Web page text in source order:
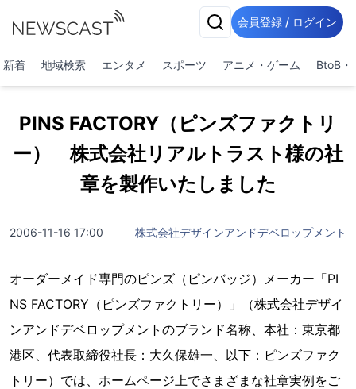
会員登録 / ログイン
新着 地域検索 エンタメ スポーツ アニメ・ゲーム BtoB・
PINS FACTORY（ピンズファクトリ
ー） 株式会社リアルトラスト様の社
章を製作いたしました
2006-11-16 17:00 株式会社デザインアンドデベロップメント
オーダーメイド専門のピンズ（ピンバッジ）メーカー「PI
NS FACTORY（ピンズファクトリー）」（株式会社デザイ
ンアンドデベロップメントのブランド名称、本社：東京都
港区、代表取締役社長：大久保雄一、以下：ピンズファク
トリー）では、ホームページ上でさまざまな社章実例をご